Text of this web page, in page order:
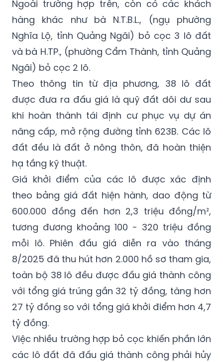
Ngoài trường hợp trên, còn có các khách
hàng khác như bà N.T.B.L., (ngụ phường
Nghĩa Lộ, tỉnh Quảng Ngãi) bỏ cọc 3 lô đất
và bà H.TP., (phường Cẩm Thành, tỉnh Quảng
Ngãi) bỏ cọc 2 lô.
Theo thông tin từ địa phương, 38 lô đất
được đưa ra đấu giá là quỹ đất dôi dư sau
khi hoàn thành tái định cư phục vụ dự án
nâng cấp, mở rộng đường tỉnh 623B. Các lô
đất đều là đất ở nông thôn, đã hoàn thiện
hạ tầng kỹ thuật.
Giá khởi điểm của các lô được xác định
theo bảng giá đất hiện hành, dao động từ
600.000 đồng đến hơn 2,3 triệu đồng/m²,
tương đương khoảng 100 - 320 triệu đồng
mỗi lô. Phiên đấu giá diễn ra vào tháng
8/2025 đã thu hút hơn 2.000 hồ sơ tham gia,
toàn bộ 38 lô đều được đấu giá thành công
với tổng giá trúng gần 32 tỷ đồng, tăng hơn
27 tỷ đồng so với tổng giá khởi điểm hơn 4,7
tỷ đồng.
Việc nhiều trường hợp bỏ cọc khiến phần lớn
các lô đất đã đấu giá thành công phải hủy